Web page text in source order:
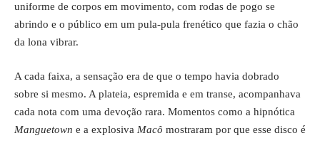
uniforme de corpos em movimento, com rodas de pogo se
abrindo e o público em um pula-pula frenético que fazia o chão
da lona vibrar.
A cada faixa, a sensação era de que o tempo havia dobrado
sobre si mesmo. A plateia, espremida e em transe, acompanhava
cada nota com uma devoção rara. Momentos como a hipnótica
Manguetown e a explosiva Macô mostraram por que esse disco é